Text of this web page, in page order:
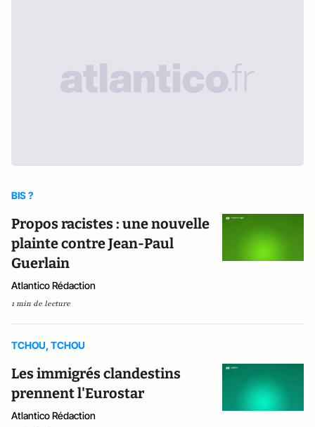
BIS ?
Propos racistes : une nouvelle
plainte contre Jean-Paul
Guerlain
Atlantico Rédaction
1 min de lecture
TCHOU, TCHOU
Les immigrés clandestins
prennent l'Eurostar
Atlantico Rédaction